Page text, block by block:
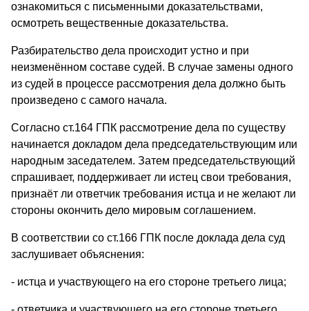
ознакомиться с письменными доказательствами,
осмотреть вещественные доказательства.
Разбирательство дела происходит устно и при
неизменённом составе судей. В случае замены одного
из судей в процессе рассмотрения дела должно быть
произведено с самого начала.
Согласно ст.164 ГПК рассмотрение дела по существу
начинается докладом дела председательствующим или
народным заседателем. Затем председательствующий
спрашивает, поддерживает ли истец свои требования,
признаёт ли ответчик требования истца и не желают ли
стороны окончить дело мировым соглашением.
В соответствии со ст.166 ГПК после доклада дела суд
заслушивает объяснения:
- истца и участвующего на его стороне третьего лица;